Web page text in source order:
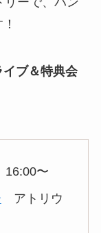
ブ＆特典会
〜
アトリウ